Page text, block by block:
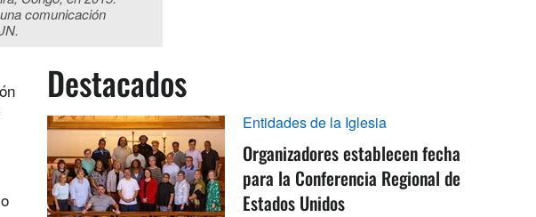
comunicación
Destacados
Entidades de la Iglesia
Organizadores establecen fecha
para la Conferencia Regional de
Estados Unidos